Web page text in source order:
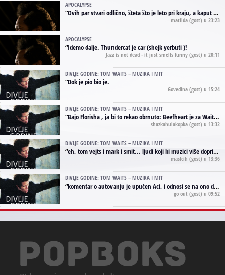
APOCALYPSE
“Ovih par stvari odlično, šteta što je leto pri kraju, a kaput koji te vervoatno podseća na pirotski ćilim je iz tradicije Navaho indijanaca ;)
matilda (gost) u 23:23
APOCALYPSE
“Idemo dalje. Thundercat je car (shejk yerbuti )!
Jazz is not dead - it just smells funny (gost) u 20:11
DIVLJE GODINE: TOM WAITS – MUZIKA I MIT
“Dok je pio bio je.
Govedina (gost) u 15:24
DIVLJE GODINE: TOM WAITS – MUZIKA I MIT
“Bajo Florisha , ja bi to rekao obrnuto: Beefheart je za Waitsa, isto sto i Hendrix za Lenny Kravitza
shazkahulakopka (gost) u 13:32
DIVLJE GODINE: TOM WAITS – MUZIKA I MIT
“eh, tom vejts i mark i smit... ljudi koji bi muzici više doprineli da su radili kao vozači tramvaja u gsp-u.
maslcih (gost) u 13:36
DIVLJE GODINE: TOM WAITS – MUZIKA I MIT
“komentar o autovanju je upućen Aci, i odnosi se na ono drugo autovanje...'senzualnost Waitsa' ;)
go out (gost) u 09:52